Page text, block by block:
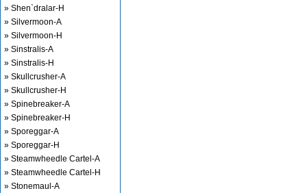
» Shen`dralar-H
» Silvermoon-A
» Silvermoon-H
» Sinstralis-A
» Sinstralis-H
» Skullcrusher-A
» Skullcrusher-H
» Spinebreaker-A
» Spinebreaker-H
» Sporeggar-A
» Sporeggar-H
» Steamwheedle Cartel-A
» Steamwheedle Cartel-H
» Stonemaul-A